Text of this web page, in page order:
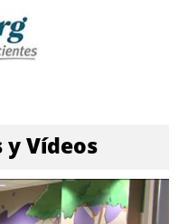
y Vídeos